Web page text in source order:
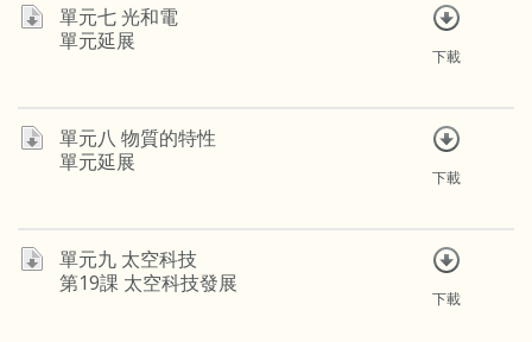
單元七 光和電
單元延展
下載
單元八 物質的特性
單元延展
下載
單元九 太空科技
第19課 太空科技發展
下載